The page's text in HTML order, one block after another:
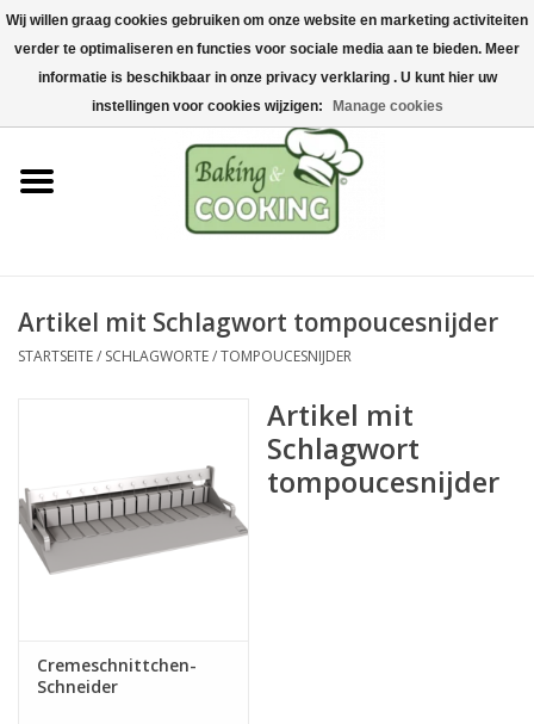
Startseite
Koch-&Backutensilien
Maschinen & Teile
Edelstahl
Rohstoffe & Präsentation
Aktionen
Artikel mit Schlagwort tompoucesnijder
STARTSEITE/ SCHLAGWORTE/TOMPOUCESNIJDER
Cremeschnittchen-
Schneider
Artikel mit
Schlagwort
tompoucesnijder
Wij willen graag cookies gebruiken om onze website en marketing activiteiten
verder te optimaliseren en functies voor sociale media aan te bieden. Meer
informatie is beschikbaar in onze privacy verklaring . U kunt hier uw
instellingen voor cookies wijzigen:
Manage cookies